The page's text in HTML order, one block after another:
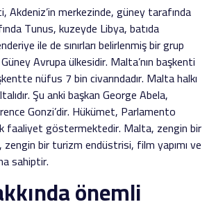
Akdeniz’in merkezinde, güney tarafında
Tunus, kuzeyde Libya, batıda
ile de sınırları belirlenmiş bir grup
Avrupa ülkesidir. Malta’nın başkenti
nüfus 7 bin civarındadır. Malta halkı
Şu anki başkan George Abela,
Gonzi’dir. Hükümet, Parlamento
faaliyet göstermektedir. Malta, zengin bir
bir turizm endüstrisi, film yapımı ve
sahiptir.
önemli